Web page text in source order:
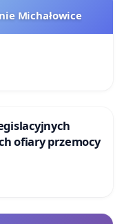
Michałowice
ofiary przemocy